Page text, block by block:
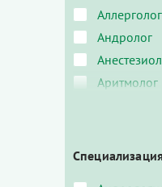
Аллерголог
Андролог
Аритмолог